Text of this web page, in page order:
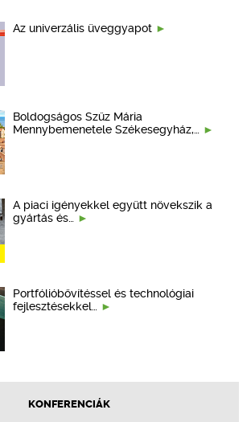
Az univerzális üveggyapot
Boldogságos Szűz Mária
Mennybemenetele Székesegyház,…
A piaci igényekkel együtt növekszik a
gyártás és…
Portfólióbővítéssel és technológiai
fejlesztésekkel…
KONFERENCIÁK